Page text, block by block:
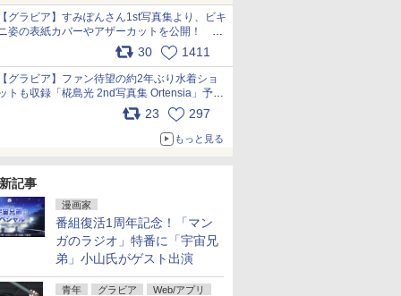
グラビア】すみぽんさん1st写真集より、ビキ
姿の表紙カバーやアザーカットを公開！ タ
トルは「offcourt（オフコート）」に決定
30 1411
グラビア】ファン待望の約2年ぶり水着ショ
トも収録「椛島光 2nd写真集 Ortensia」予約
23 297
もっと見る
記事
漫画家
番組復活1周年記念！「マン
ガのラジオ」特番に「宇宙兄
弟」小山氏がゲスト出演
青年 グラビア Web/アプリ